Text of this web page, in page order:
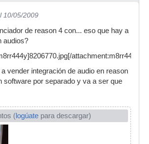
10/05/2009
de reason 4 con... eso que hay a
audios?
attachment:m8rr444y]
vender integración de audio en reason
software por separado y va a ser que
(logúate para descargar)